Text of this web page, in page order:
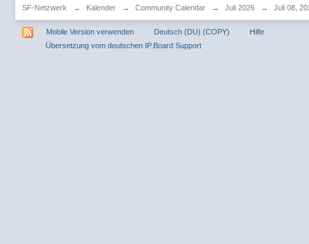
SF-Netzwerk → Kalender → Community Calendar → Juli 2026 → Juli 08,
Mobile Version verwenden Deutsch (DU) (COPY)
Hilfe
Übersetzung vom deutschen IP.Board Support